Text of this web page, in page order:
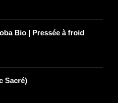
Bio | Pressée à froid
Sacré)